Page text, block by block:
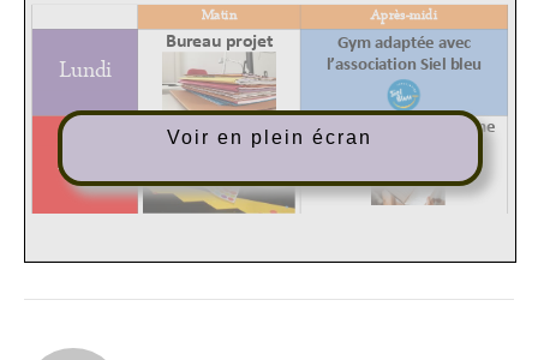
Voir en plein écran